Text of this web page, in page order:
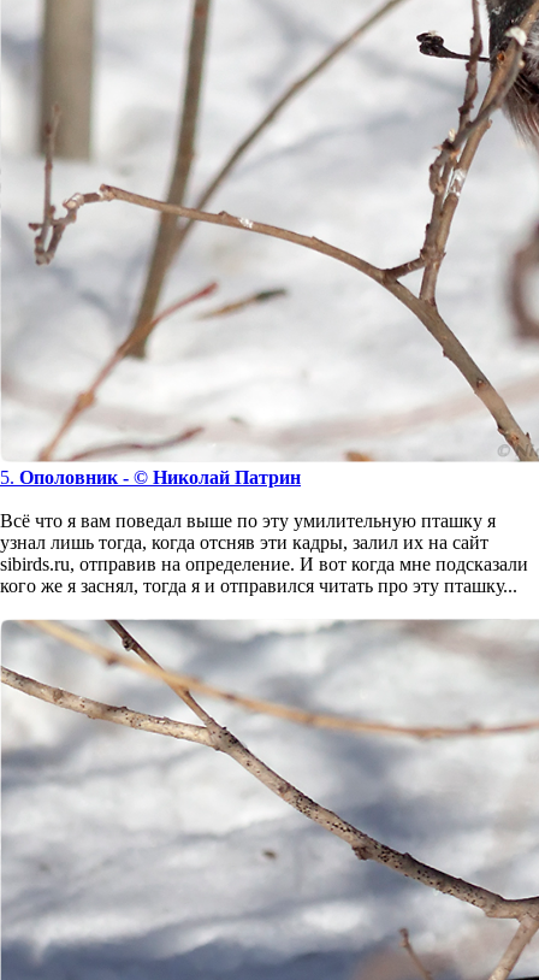
5. Ополовник - © Николай Патрин
Всё что я вам поведал выше по эту умилительную пташку я
узнал лишь тогда, когда отсняв эти кадры, залил их на сайт
sibirds.ru, отправив на определение. И вот когда мне подсказали
кого же я заснял, тогда я и отправился читать про эту пташку...